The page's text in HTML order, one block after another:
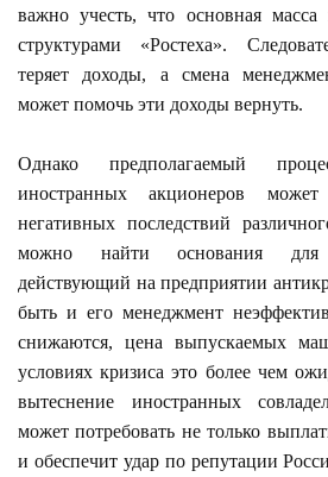
важно учесть, что основная масса
структурами «Ростеха».
теряет доходы, а смена
может помочь эти доходы вернуть.
Однако предполагаемый
иностранных акционеров
негативных последствий
можно найти основания для
действующий на предприятии
быть и его менеджмент
снижаются, цена выпускаемых
условиях кризиса это более чем
вытеснение иностранных
может потребовать не только
и обеспечит удар по репутации